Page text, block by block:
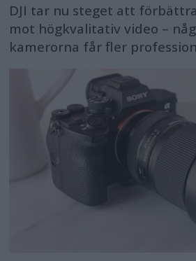
DJI tar nu steget att
mot högkvalitativ video –
kamerorna får fler